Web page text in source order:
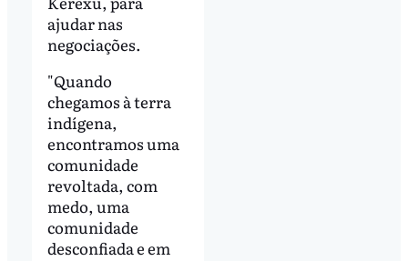
ajudar nas
negociações.
"Quando
chegamos à terra
indígena,
encontramos uma
comunidade
revoltada, com
medo, uma
comunidade
desconfiada e em